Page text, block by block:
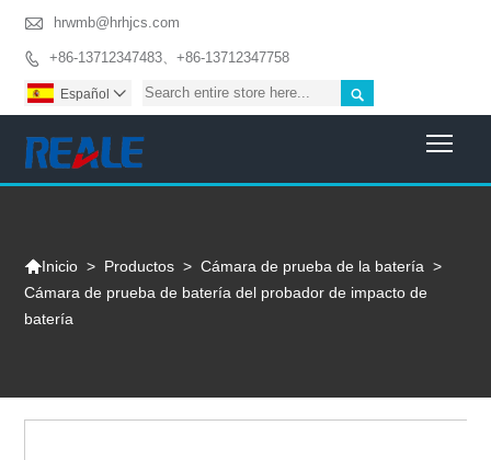
 hrwmb@hrhjcs.com
 +86-13712347483、+86-13712347758

Español 
Inicio > Productos > Cámara de prueba de la batería >
Cámara de prueba de batería del probador de impacto de
batería